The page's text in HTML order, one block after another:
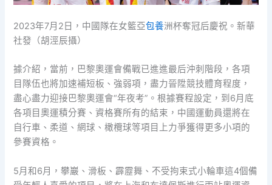
2023年7月2日，中國隊在女籃亞包養洲杯奪冠后慶祝。新華
社發（胡涇辰攝）
據介紹，當前，巴黎奧運會備戰已進進最后沖刺階段，各項
目隊伍也將加速補短板、強弱項，盡力晉陞競技體育程度，
盡心盡力迎接巴黎奧運會“年夜考”。根據賽程設定，到6月底
各項目奧運積分賽、資格賽所有的結束，中國運動員還將在
自行車、柔道、網球、橄欖球等項目上力爭獲得更多小項的
參賽資格。
5月和6月，攀巖、滑板、霹靂舞、不受拘束式小輪車這4個備